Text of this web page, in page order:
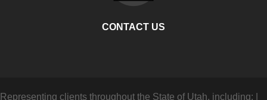
CONTACT US
Representing clients throughout the State of Utah, including: